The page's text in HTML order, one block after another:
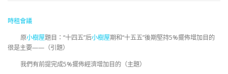
時租會議
原小樹屋題目：“十四五”后小樹屋期和“十五五”後期堅持5%擺佈增加目的
很是主要——（引題）
我們有前提完成5%擺佈經濟增加目的（主題）